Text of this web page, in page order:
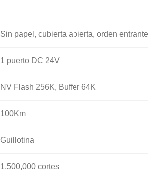
Sin papel, cubierta abierta, orden entrante
1 puerto DC 24V
NV Flash 256K, Buffer 64K
100Km
Guillotina
1,500,000 cortes